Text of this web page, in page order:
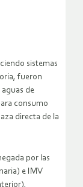
sistemas
fueron
de
consumo
directa de la
por las
e IMV